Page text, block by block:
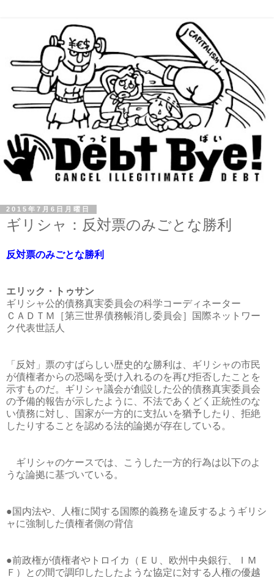
2015年7月6日月曜日
ギリシャ：反対票のみごとな勝利
反対票のみごとな勝利
エリック・トゥサン
ギリシャ公的債務真実委員会の科学コーディネーター
ＣＡＤＴＭ［第三世界債務帳消し委員会］国際ネットワー
ク代表世話人
「反対」票のすばらしい歴史的な勝利は、ギリシャの市民
が債権者からの恐喝を受け入れるのを再び拒否したことを
示すものだ。ギリシャ議会が創設した公的債務真実委員会
の予備的報告が示したように、不法であくどく正統性のな
い債務に対し、国家が一方的に支払いを猶予したり、拒絶
したりすることを認める法的論拠が存在している。
ギリシャのケースでは、こうした一方的行為は以下のよ
うな論拠に基づいている。
●国内法や、人権に関する国際的義務を違反するようギリシ
ャに強制した債権者側の背信
●前政権が債権者やトロイカ（ＥＵ、欧州中央銀行、ＩＭ
Ｆ）との間で調印したしたような協定に対する人権の優越